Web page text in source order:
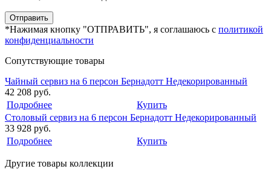
*Нажимая кнопку "ОТПРАВИТЬ", я соглашаюсь с политикой
конфиденциальности
Сопутствующие товары
Чайный сервиз на 6 персон Бернадотт Недекорированный
42 208 руб.
Подробнее
Купить
Столовый сервиз на 6 персон Бернадотт Недекорированный
33 928 руб.
Подробнее
Купить
Другие товары коллекции